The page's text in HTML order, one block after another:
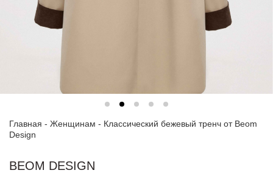
Худи и
свитшоты
Пиджаки
Главная - Женщинам - Классический бежевый тренч от Beom
Design
BEOM DESIGN